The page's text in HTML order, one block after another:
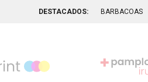
DESTACADOS: BARBACOAS